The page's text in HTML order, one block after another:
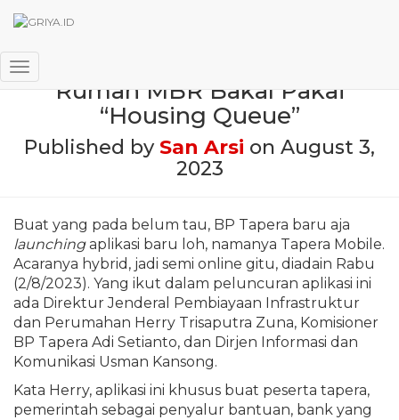
Toggle Navigation
Rumah MBR Bakal Pakai
“Housing Queue”
Published by San Arsi on August 3,
2023
Buat yang pada belum tau, BP Tapera baru aja
launchingaplikasi baru loh, namanya Tapera Mobile.
Acaranya hybrid, jadi semi online gitu, diadain Rabu
(2/8/2023). Yang ikut dalam peluncuran aplikasi ini
ada Direktur Jenderal Pembiayaan Infrastruktur
dan Perumahan Herry Trisaputra Zuna, Komisioner
BP Tapera Adi Setianto, dan Dirjen Informasi dan
Komunikasi Usman Kansong.
Kata Herry, aplikasi ini khusus buat peserta tapera,
pemerintah sebagai penyalur bantuan, bank yang